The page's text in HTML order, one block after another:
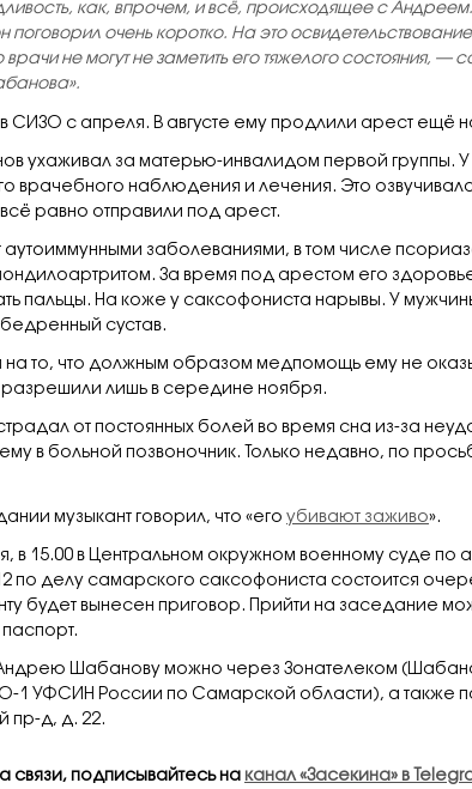
как, впрочем, и всё, происходящее с
поговорил очень коротко. На это
врачи не могут не заметить его тяжелого состояния,
СИЗО с апреля. В августе ему продлили арест ещё
ухаживал за матерью-инвалидом первой группы.
врачебного наблюдения и лечения. Это
равно отправили под арест.
аутоиммунными заболеваниями, в том числе
За время под арестом его
пальцы. На коже у саксофониста нарывы. У
сустав.
то, что должным образом медпомощь ему не
лишь в середине ноября.
от постоянных болей во время сна из-за
ему в больной позвоночник. Только недавно, по
музыкант говорил, что «его убивают заживо».
в 15.00 в Центральном окружном военному суде по
по делу самарского саксофониста состоится
будет вынесен приговор. Прийти на заседание
Шабанову можно через Зонателеком
1 УФСИН России по Самарской области), а также
пр-д, д. 22.
связи, подписывайтесь на канал «Засекина» в